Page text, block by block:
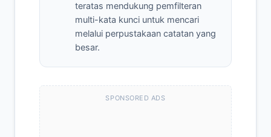
teratas mendukung pemfilteran
multi-kata kunci untuk mencari
melalui perpustakaan catatan yang
besar.
SPONSORED ADS